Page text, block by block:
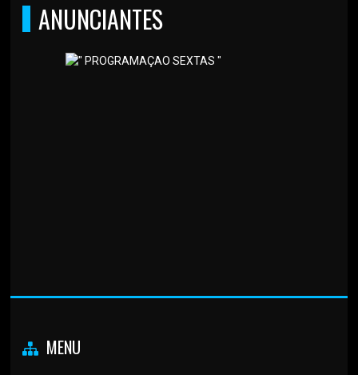
ANUNCIANTES
MENU